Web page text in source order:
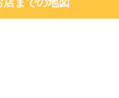
店までの地図